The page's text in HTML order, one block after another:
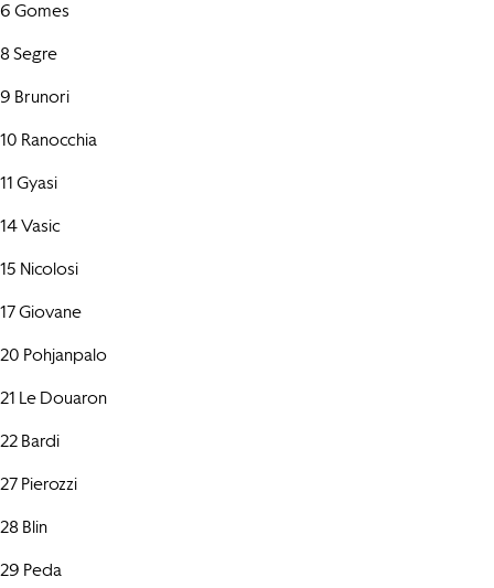
6 Gomes
8 Segre
9 Brunori
10 Ranocchia
11 Gyasi
14 Vasic
15 Nicolosi
17 Giovane
20 Pohjanpalo
21 Le Douaron
22 Bardi
27 Pierozzi
28 Blin
29 Peda